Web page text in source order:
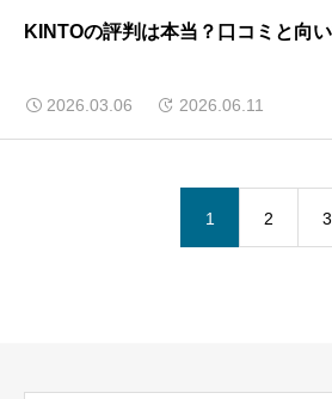
KINTOの評判は本当？口コミと向
2026.03.06 2026.06.11
1 2 3